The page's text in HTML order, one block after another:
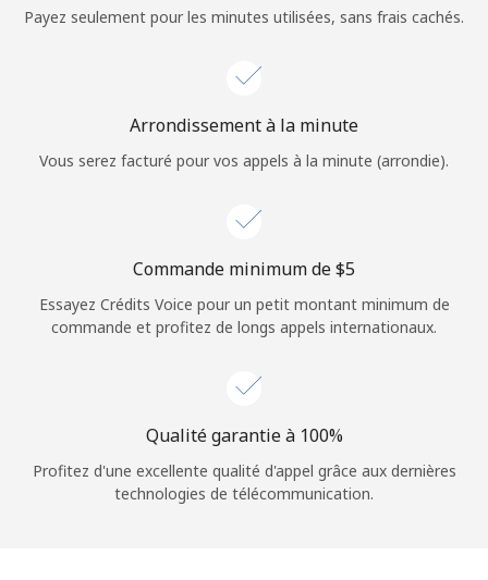
ou
Continue avec
Payez seulement pour les minutes utilisées, sans frais cachés.
Arrondissement à la minute
Vous serez facturé pour vos appels à la minute (arrondie).
Commande minimum de ⁦$5⁩
Essayez Crédits Voice pour un petit montant minimum de
commande et profitez de longs appels internationaux.
Qualité garantie à 100%
Profitez d'une excellente qualité d'appel grâce aux dernières
technologies de télécommunication.